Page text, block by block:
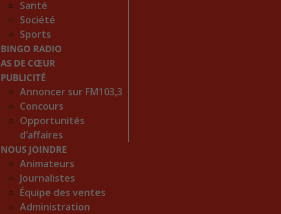
Santé
Société
Sports
BINGO RADIO
AS DE CŒUR
PUBLICITÉ
Annoncer sur FM103,3
Concours
Opportunités
d’affaires
NOUS JOINDRE
Animateurs
Journalistes
Équipe des ventes
Administration